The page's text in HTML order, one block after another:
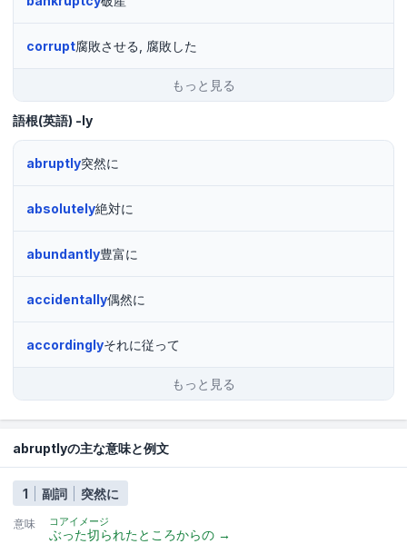
corrupt腐敗させる, 腐敗した
もっと見る
語根(英語) -ly
abruptly突然に
absolutely絶対に
abundantly豊富に
accidentally偶然に
accordinglyそれに従って
もっと見る
abruptlyの主な意味と例文
1 副詞 突然に
意味 コアイメージ
ぶった切られたところからの →